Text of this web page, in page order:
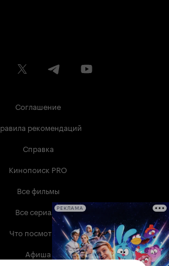
Соглашение
рекомендаций
Справка
Кинопоиск PRO
Все фильмы
Все сериалы
Что посмотреть
Афиша
РЕКЛАМА